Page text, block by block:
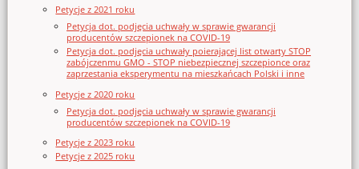
Petycje z 2021 roku
Petycja dot. podjęcia uchwały w sprawie gwarancji
producentów szczepionek na COVID-19
Petycja dot. podjęcia uchwały poierającej list otwarty STOP
zabójczenmu GMO - STOP niebezpiecznej szczepionce oraz
zaprzestania eksperymentu na mieszkańcach Polski i inne
Petycje z 2020 roku
Petycja dot. podjęcia uchwały w sprawie gwarancji
producentów szczepionek na COVID-19
Petycje z 2023 roku
Petycje z 2025 roku